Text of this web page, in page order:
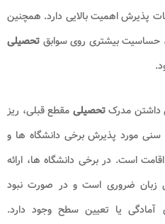
پذیرش اهمیت بالایی دارد. همچنین
حساسیت بیشتری روی سوابق تحصیلی
داشتن مدرکتحصیلی مقطع قبلی، ریز
سنی مورد پذیرش برخی دانشگاه ها و
است. در برخی دانشگاه ها، ارائه
زبان ضروری است و در صورت نبود
یا تعیین سطح وجود دارد.